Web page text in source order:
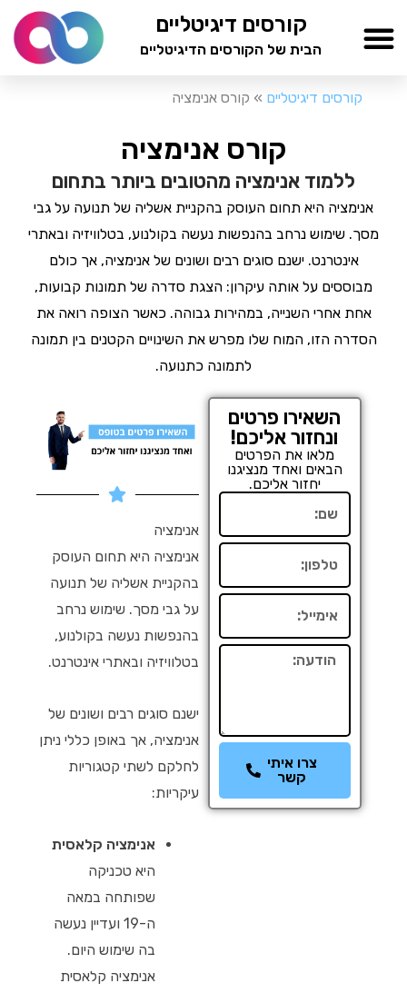
לתוכן
קורסים דיגיטליים
הבית של הקורסים הדיגיטליים
קורסים דיגיטליים » קורס אנימציה
קורס אנימציה
ללמוד אנימציה מהטובים ביותר בתחום
אנימציה היא תחום העוסק בהקניית אשליה של תנועה על גבי
מסך. שימוש נרחב בהנפשות נעשה בקולנוע, בטלוויזיה ובאתרי
אינטרנט. ישנם סוגים רבים ושונים של אנימציה, אך כולם
מבוססים על אותה עיקרון: הצגת סדרה של תמונות קבועות,
אחת אחרי השנייה, במהירות גבוהה. כאשר הצופה רואה את
הסדרה הזו, המוח שלו מפרש את השינויים הקטנים בין תמונה
לתמונה כתנועה.
אנימציה
אנימציה היא תחום העוסק
בהקניית אשליה של תנועה
על גבי מסך. שימוש נרחב
בהנפשות נעשה בקולנוע,
בטלוויזיה ובאתרי אינטרנט.
ישנם סוגים רבים ושונים של
אנימציה, אך באופן כללי ניתן
לחלקם לשתי קטגוריות
עיקריות:
אנימציה קלאסית
היא טכניקה
שפותחה במאה
ה-19 ועדיין נעשה
בה שימוש היום.
אנימציה קלאסית
השאירו פרטים
ונחזור אליכם!
מלאו את הפרטים
הבאים ואחד מנציגנו
יחזור אליכם.
הודעה
צרו איתי
קשר